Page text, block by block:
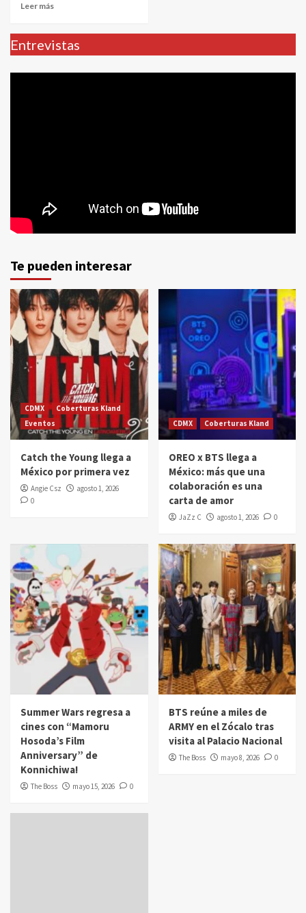
Leer más
Entrevistas
Te pueden interesar
CDMX
Coberturas Kland
Eventos
Catch the Young llega a
México por primera vez
Angie Csz
agosto 1, 2026
0
CDMX Coberturas Kland
OREO x BTS llega a
México: más que una
colaboración es una
carta de amor
JaZz C agosto 1, 2026 0
Summer Wars regresa a
cines con “Mamoru
Hosoda’s Film
Anniversary” de
Konnichiwa!
The Boss mayo 15, 2026 0
BTS reúne a miles de
ARMY en el Zócalo tras
visita al Palacio Nacional
The Boss mayo 8, 2026 0